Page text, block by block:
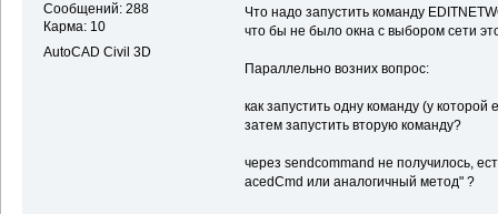
Сообщений: 288
Карма: 10
AutoCAD Civil 3D
Что надо запустить команду
что бы не было окна с выбором сети
Параллельно возних вопрос:
как запустить одну команду (у
затем запустить вторую команду?
через sendcommand не получилось,
acedCmd или аналогичный метод" ?